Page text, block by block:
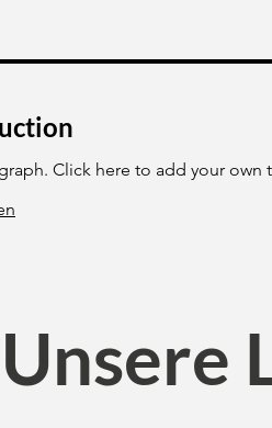
Click here to add your own
Unsere